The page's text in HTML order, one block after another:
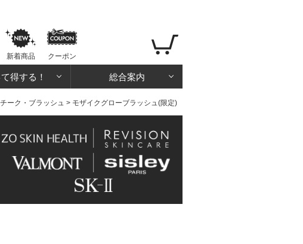
新着商品 クーポン
得する！ 総合案内
チーク・ブラッシュ > モザイクグローブラッシュ(限定)